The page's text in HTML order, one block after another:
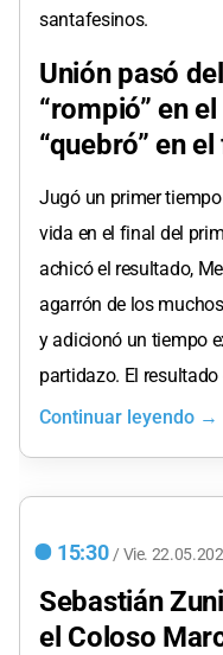
santafesinos.
Unión pasó
“rompió” en
“quebró” en
Jugó un primer
vida en el final del
achicó el resultado,
agarrón de los
y adicionó un tiempo
partidazo. El
Continuar leyendo →
15:30 / Vie.
Sebastián
el Coloso